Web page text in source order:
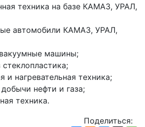
техника на базе КАМАЗ, УРАЛ,
автомобили КАМАЗ, УРАЛ,
машины;
и нагревательная техника;
нефти и газа;
техника.
Поделиться: